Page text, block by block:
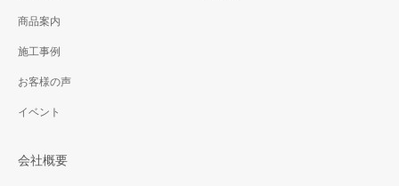
商品案内
施工事例
お客様の声
イベント
会社概要